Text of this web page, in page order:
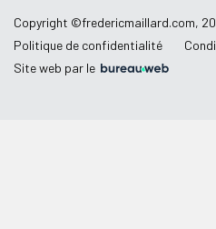
Copyright ©fredericmaillard.com,
Politique de confidentialité
Site web par le